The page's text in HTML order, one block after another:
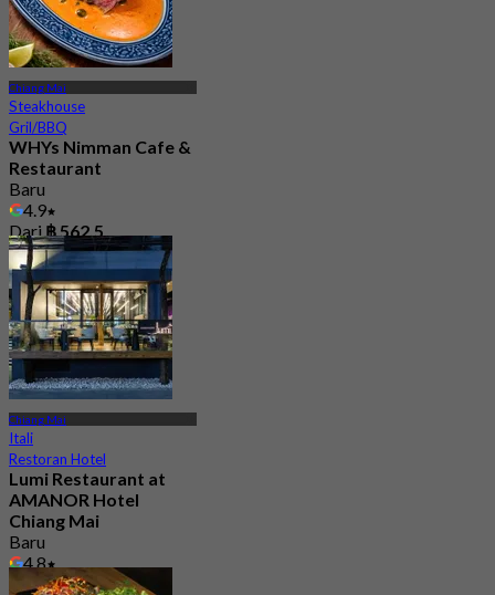
Chiang Mai
Steakhouse
Gril/BBQ
WHYs Nimman Cafe &
Restaurant
Baru
4.9
Dari ฿ 562.5
Chiang Mai
Itali
Restoran Hotel
Lumi Restaurant at
AMANOR Hotel
Chiang Mai
Baru
4.8
Dari฿ 900